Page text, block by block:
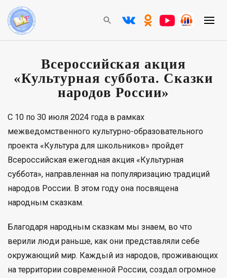
Всероссийская акция
«Культурная суббота. Сказки
народов России»
С 10 по 30 июля 2024 года в рамках
межведомственного культурно-образовательного
проекта «Культура для школьников» пройдет
Всероссийская ежегодная акция «Культурная
суббота», направленная на популяризацию традиций
народов России. В этом году она посвящена
народным сказкам.
Благодаря народным сказкам мы знаем, во что
верили люди раньше, как они представляли себе
окружающий мир. Каждый из народов, проживающих
на территории современной России, создал огромное